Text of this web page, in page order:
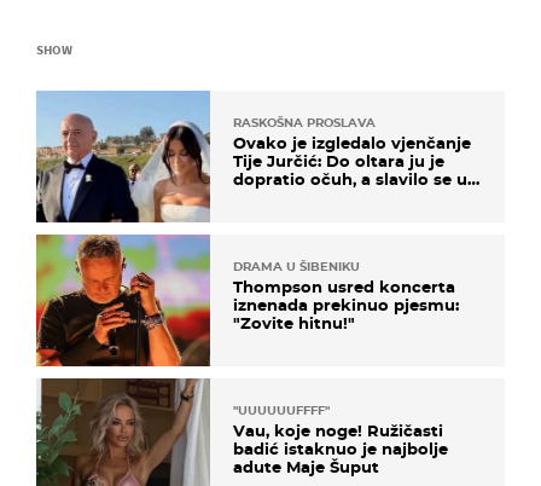
SHOW
RASKOŠNA PROSLAVA
Ovako je izgledalo vjenčanje
Tije Jurčić: Do oltara ju je
dopratio očuh, a slavilo se uz
DRAMA U ŠIBENIKU
Thompson usred koncerta
iznenada prekinuo pjesmu:
"Zovite hitnu!"
"UUUUUUFFFF"
Vau, koje noge! Ružičasti
badić istaknuo je najbolje
adute Maje Šuput